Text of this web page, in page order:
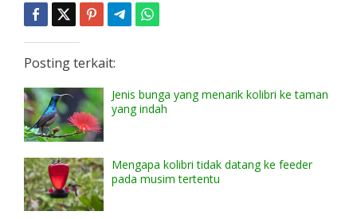
Posting terkait:
Jenis bunga yang menarik kolibri ke taman
yang indah
Mengapa kolibri tidak datang ke feeder
pada musim tertentu